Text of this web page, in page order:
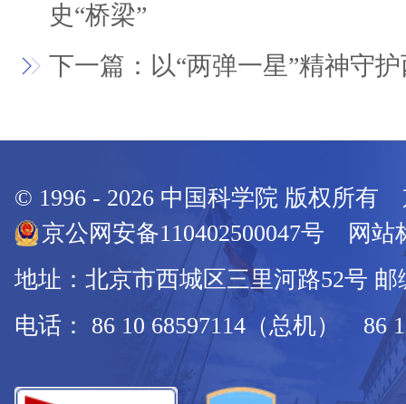
史“桥梁”
下一篇：以“两弹一星”精神守
© 1996 - 2026 中国科学院 版权所有
京公网安备110402500047号 网站
地址：北京市西城区三里河路52号 邮
电话： 86 10 68597114（总机） 86